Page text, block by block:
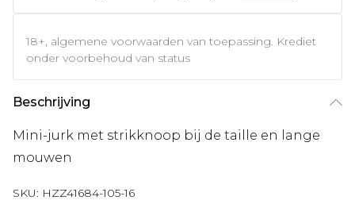
18+, algemene voorwaarden van toepassing. Krediet
onder voorbehoud van status
Beschrijving
Mini-jurk met strikknoop bij de taille en lange
mouwen
SKU: HZZ41684-105-16